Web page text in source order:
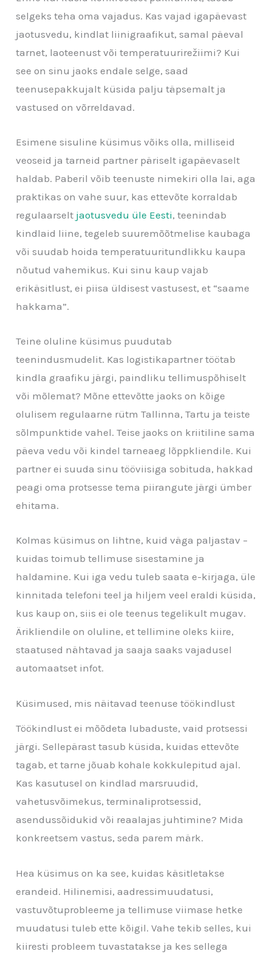
selgeks teha oma vajadus. Kas vajad igapäevast
jaotusvedu, kindlat liinigraafikut, samal päeval
tarnet, laoteenust või temperatuurirežiimi? Kui
see on sinu jaoks endale selge, saad
teenusepakkujalt küsida palju täpsemalt ja
vastused on võrreldavad.
Esimene sisuline küsimus võiks olla, milliseid
veoseid ja tarneid partner päriselt igapäevaselt
haldab. Paberil võib teenuste nimekiri olla lai, aga
praktikas on vahe suur, kas ettevõte korraldab
regulaarselt jaotusvedu üle Eesti, teenindab
kindlaid liine, tegeleb suuremõõtmelise kaubaga
või suudab hoida temperatuuritundlikku kaupa
nõutud vahemikus. Kui sinu kaup vajab
erikäsitlust, ei piisa üldisest vastusest, et “saame
hakkama”.
Teine oluline küsimus puudutab
teenindusmudelit. Kas logistikapartner töötab
kindla graafiku järgi, paindliku tellimuspõhiselt
või mõlemat? Mõne ettevõtte jaoks on kõige
olulisem regulaarne rütm Tallinna, Tartu ja teiste
sõlmpunktide vahel. Teise jaoks on kriitiline sama
päeva vedu või kindel tarneaeg lõppkliendile. Kui
partner ei suuda sinu tööviisiga sobituda, hakkad
peagi oma protsesse tema piirangute järgi ümber
ehitama.
Kolmas küsimus on lihtne, kuid väga paljastav –
kuidas toimub tellimuse sisestamine ja
haldamine. Kui iga vedu tuleb saata e-kirjaga, üle
kinnitada telefoni teel ja hiljem veel eraldi küsida,
kus kaup on, siis ei ole teenus tegelikult mugav.
Ärikliendile on oluline, et tellimine oleks kiire,
staatused nähtavad ja saaja saaks vajadusel
automaatset infot.
Küsimused, mis näitavad teenuse töökindlust
Töökindlust ei mõõdeta lubaduste, vaid protsessi
järgi. Sellepärast tasub küsida, kuidas ettevõte
tagab, et tarne jõuab kohale kokkulepitud ajal.
Kas kasutusel on kindlad marsruudid,
vahetusvõimekus, terminaliprotsessid,
asendussõidukid või reaalajas juhtimine? Mida
konkreetsem vastus, seda parem märk.
Hea küsimus on ka see, kuidas käsitletakse
erandeid. Hilinemisi, aadressimuudatusi,
vastuvõtuprobleeme ja tellimuse viimase hetke
muudatusi tuleb ette kõigil. Vahe tekib selles, kui
kiiresti probleem tuvastatakse ja kes sellega